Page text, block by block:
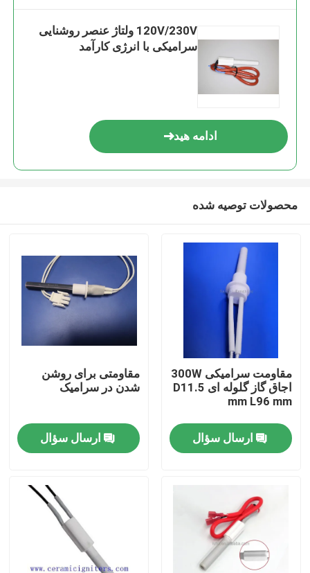
خونه
فیلم های
نمایش واقعیت مجازی
120V/230V ولتاژ عنصر روشنایی
سرامیکی با انرژی کارآمد
ادامه هید
محصولات توصیه شده
مقاومت سرامیکی 300W
اجاق گاز گلوله ای D11.5
mm L96 mm
ارسال سؤال
مقاومتی برای روشن
شدن در سرامیک
ارسال سؤال